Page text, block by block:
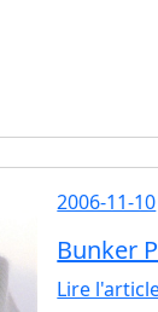
2006-11-10
Bunker
Lire